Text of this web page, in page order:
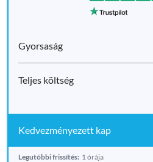
Legutóbbi frissítés: 1 órája